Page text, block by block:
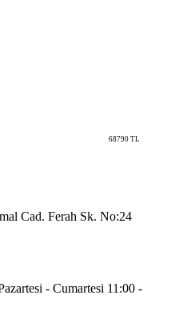
68790TL
Cad. Ferah Sk. No:24
- Cumartesi 11:00 -